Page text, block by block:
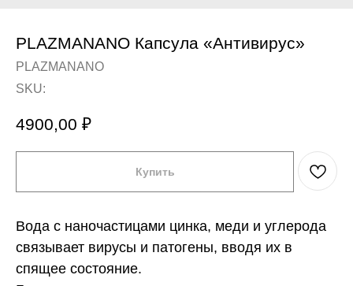
PLAZMANANO Капсула «Антивирус»
PLAZMANANO
SKU:
4900,00 ₽
Купить
Вода с наночастицами цинка, меди и углерода
связывает вирусы и патогены, вводя их в
спящее состояние.